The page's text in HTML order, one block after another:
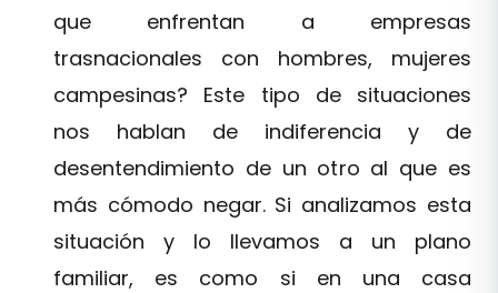
que enfrentan a empresas
trasnacionales con hombres, mujeres
campesinas? Este tipo de situaciones
nos hablan de indiferencia y de
desentendimiento de un otro al que es
más cómodo negar. Si analizamos esta
situación y lo llevamos a un plano
familiar, es como si en una casa